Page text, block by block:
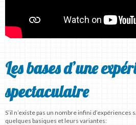
Les bases d’une
spectaculaire
S’il n’existe pas un nombre infini
quelques basiques et leurs variantes: